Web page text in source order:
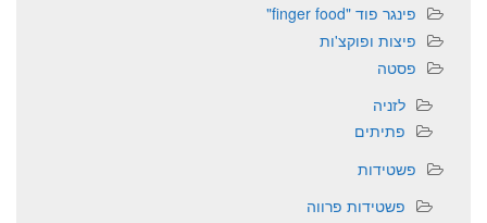
פינגר פוד "finger food"
פיצות ופוקצ'ות
פסטה
לזניה
פתיתים
פשטידות
פשטידות פרווה